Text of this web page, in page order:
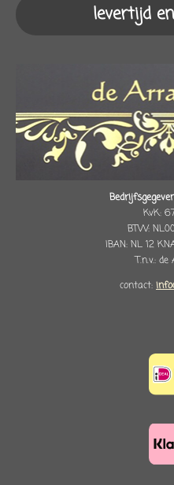
levertijd
KvK:
BTW:
IBAN: NL 12
T.n.v.:
contact: